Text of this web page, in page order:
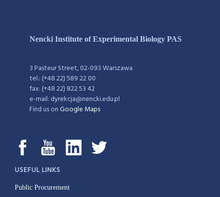
Nencki Institute of Experimental Biology PAS
3 Pasteur Street, 02-093 Warszawa
tel.: (+48 22) 589 22 00
fax: (+48 22) 822 53 42
e-mail: dyrekcja@nencki.edu.pl
Find us onGoogle Maps
USEFUL LINKS
Public Procurement